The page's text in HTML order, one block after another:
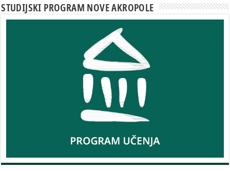
STUDIJSKI PROGRAM NOVE AKROPOLE